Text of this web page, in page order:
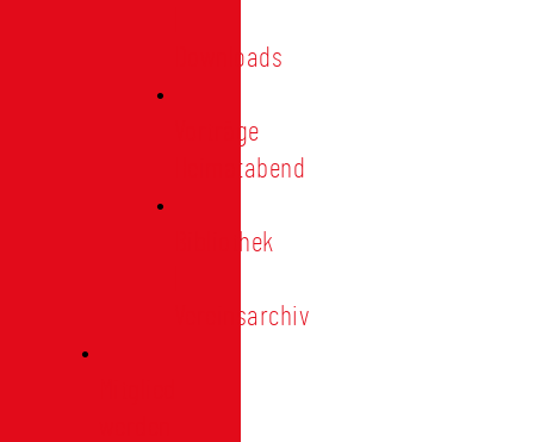
Downloads
Vorträge
Heimatabend
Bibliothek
Vereinsarchiv